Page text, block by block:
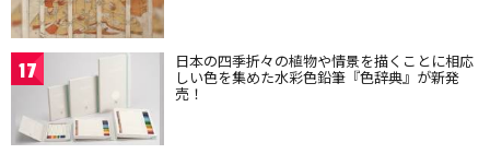
17 日本の四季折々の植物や情景を描くことに相応
しい色を集めた水彩色鉛筆『色辞典』が新発
売！